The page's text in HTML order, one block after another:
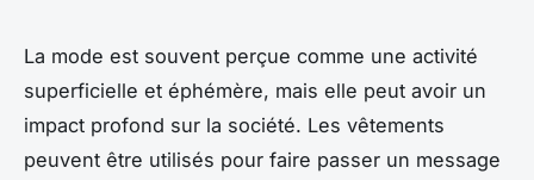
La mode est souvent perçue comme une activité
superficielle et éphémère, mais elle peut avoir un
impact profond sur la société. Les vêtements
peuvent être utilisés pour faire passer un message